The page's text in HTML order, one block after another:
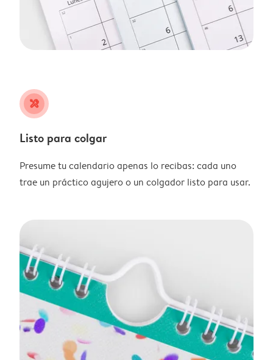
tools
Listo para colgar
Presume tu calendario apenas lo recibas: cada uno
trae un práctico agujero o un colgador listo para usar.